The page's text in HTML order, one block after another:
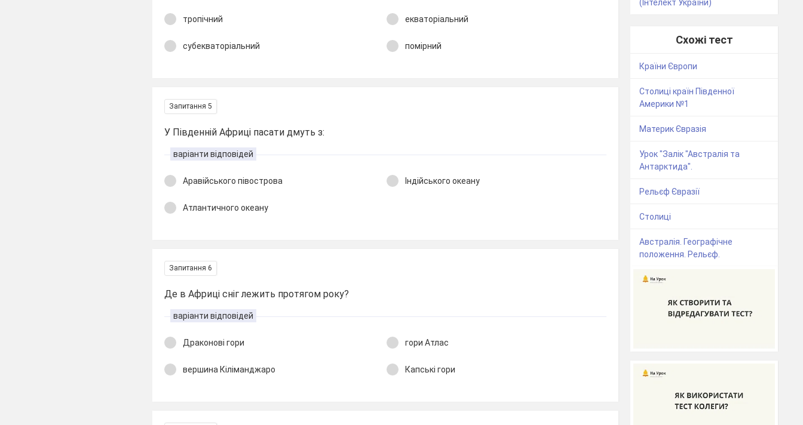
тропічний екваторіальний
субекваторіальний помірний
Запитання 5
У Південній Африці пасати дмуть з:
варіанти відповідей
Аравійського півострова Індійського океану
Атлантичного океану
Запитання 6
Де в Африці сніг лежить протягом року?
варіанти відповідей
Драконові гори гори Атлас
вершина Кіліманджаро Капські гори
(Інтелект України)
Схожі тест
Країни Європи
Столиці країн Південної
Америки №1
Материк Євразія
Урок "Залік "Австралія та
Антарктида".
Рельєф Євразії
Столиці
Австралія. Географічне
положення. Рельєф.